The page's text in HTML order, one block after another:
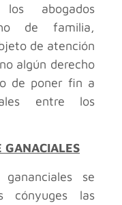
abogados
de familia,
de atención
algún derecho
de poner fin a
entre los
GANACIALES
se
cónyuges las